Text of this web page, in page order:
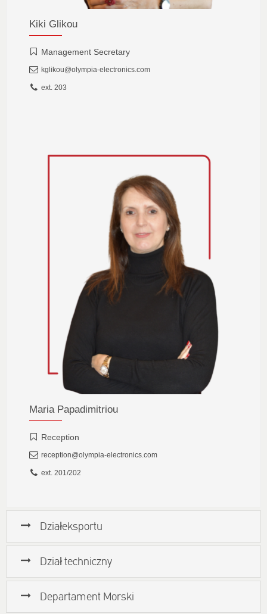
Kiki Glikou
Management Secretary
kglikou@olympia-electronics.com
ext. 203
Maria Papadimitriou
Reception
reception@olympia-electronics.com
ext. 201/202
Działeksportu
Dział techniczny
Departament Morski